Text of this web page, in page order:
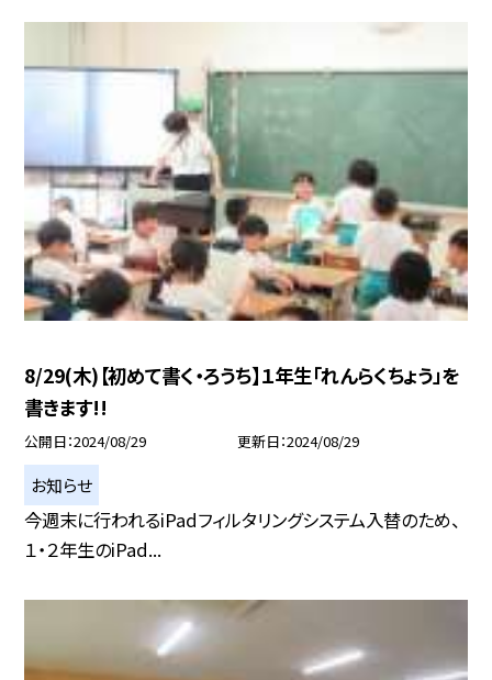
8/29(木)【初めて書く・ろうち】１年生「れんらくちょう」を
書きます!!
公開日 2024/08/29 更新日 2024/08/29
お知らせ
今週末に行われるiPadフィルタリングシステム入替のため、
１・２年生のiPad...